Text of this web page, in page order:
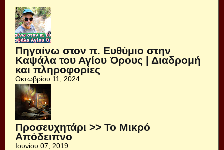
Πηγαίνω στον π. Ευθύμιο στην
Καψάλα του Αγίου Όρους | Διαδρομή
και πληροφορίες
Οκτωβρίου 11, 2024
Προσευχητάρι >> Το Μικρό
Απόδειπνο
Ιουνίου 07, 2019